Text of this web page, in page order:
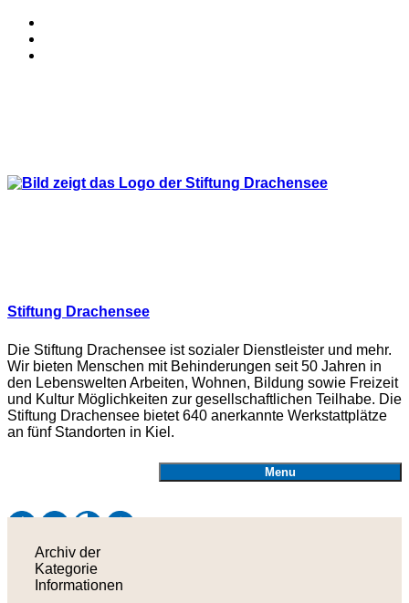
Stiftung Drachensee
Die Stiftung Drachensee ist sozialer Dienstleister und mehr.
Wir bieten Menschen mit Behinderungen seit 50 Jahren in
den Lebenswelten Arbeiten, Wohnen, Bildung sowie Freizeit
und Kultur Möglichkeiten zur gesellschaftlichen Teilhabe. Die
Stiftung Drachensee bietet 640 anerkannte Werkstattplätze
an fünf Standorten in Kiel.
Menu
Webseite mit ReadSpeaker vorlesen lassen
Schriftgröße einstellen
Kontrast einstellen
Leichte Sprache
Archiv der
Kategorie
Informationen